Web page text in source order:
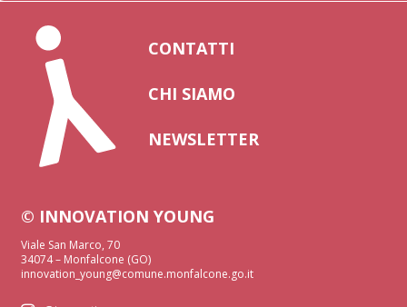
© INNOVATION YOUNG
Viale San Marco, 70
34074 – Monfalcone (GO)
innovation_young@comune.monfalcone.go.it
CONTATTI
CHI SIAMO
NEWSLETTER